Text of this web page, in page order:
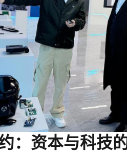
：资本与科技